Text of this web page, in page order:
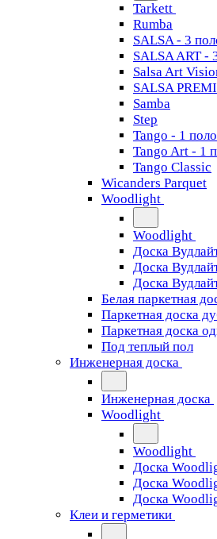
Tarkett
Rumba
SALSA - 3
SALSA ART -
Salsa Art
SALSA
Samba
Step
Tango - 1
Tango Art - 1
Tango Classiс
Wicanders Parquet
Woodlight
Woodlight
Доска
Доска
Доска
Белая паркетная
Паркетная доска
Паркетная доска
Под теплый пол
Инженерная доска
Инженерная доска
Woodlight
Woodlight
Доска
Доска
Доска
Клеи и герметики